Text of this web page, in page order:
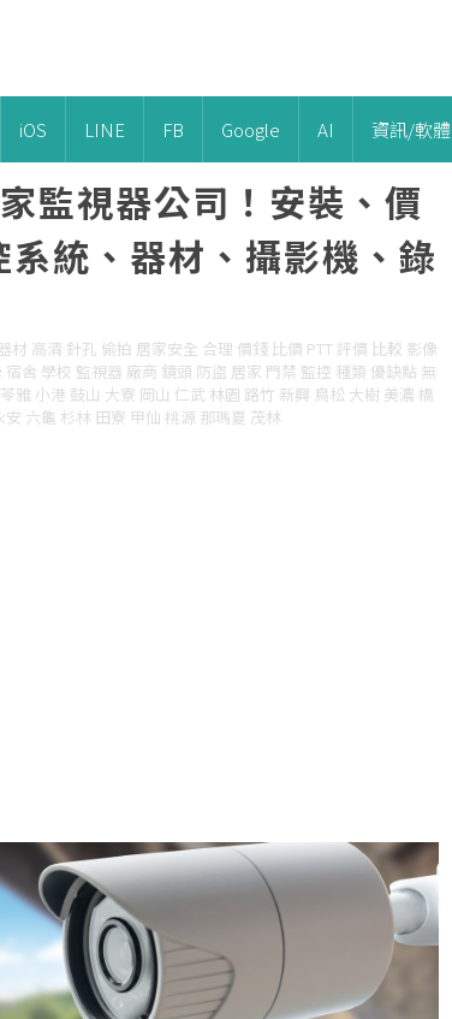
iOS LINE FB Google AI 資訊/軟體
監視器公司！安裝、價
統、器材、攝影機、錄
高清 針孔 偷拍 居家安全 合理 價錢 比價 PTT 評價 比較 影像
舍 學校 監視器 廠商 鏡頭 防盜 居家 門禁 監控 種類 優缺點 無
雅 小港 鼓山 大寮 岡山 仁武 林園 路竹 新興 鳥松 大樹 美濃 橋
六龜 杉林 田寮 甲仙 桃源 那瑪夏 茂林